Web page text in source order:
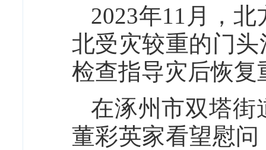
2023年11月，
北受灾较重的门
检查指导灾后恢复
在涿州市双塔街
董彩英家看望慰